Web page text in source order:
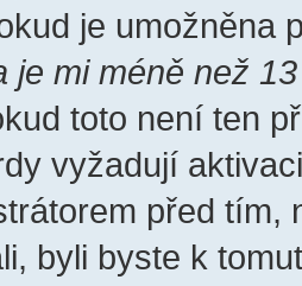
je umožněna
mi méně než
toto není ten
vyžadují
před tím,
byli byste k